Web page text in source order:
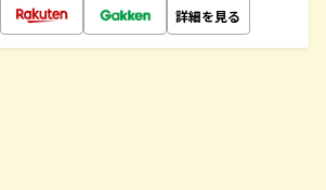
詳細を見る